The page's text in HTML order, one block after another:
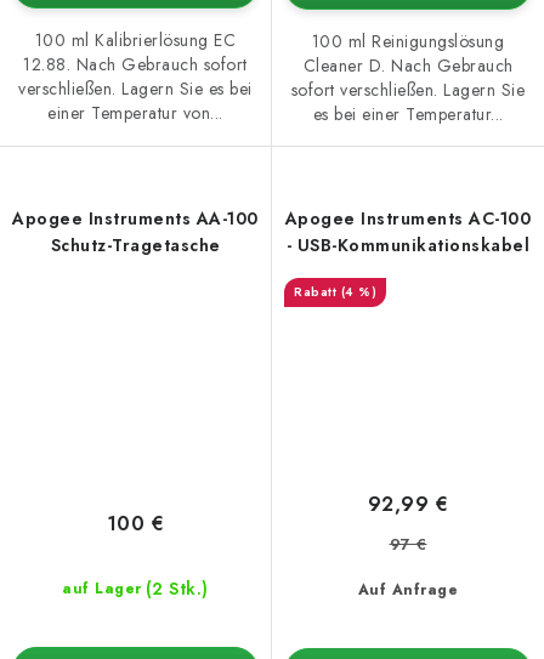
100 ml Kalibrierlösung EC
12.88. Nach Gebrauch sofort
verschließen. Lagern Sie es bei
einer Temperatur von...
100 ml Reinigungslösung
Cleaner D. Nach Gebrauch
sofort verschließen. Lagern Sie
es bei einer Temperatur...
Apogee Instruments AA-100
Schutz-Tragetasche
auf Lager (2 Stk.)
100 €
Apogee Instruments AC-100
- USB-Kommunikationskabel
(4 %)
Auf Anfrage
92,99 €
97 €